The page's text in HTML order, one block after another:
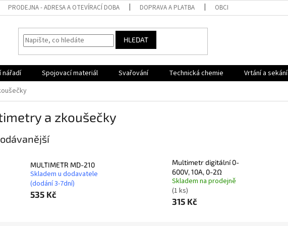
PRODEJNA - ADRESA A OTEVÍRACÍ DOBA DOPRAVA A PLATBA OBCHODNÍ PODMÍNKY
HLEDAT
nářadí Spojovací materiál Svařování Technická chemie Vrtání a sekání
a zkoušečky
MULTIMETR MD-210
Skladem u dodavatele
(dodání 3-7dní)
535 Kč
Multimetr digitální 0-
600V, 10A, 0-2Ω
Skladem na prodejně
(1 ks)
315 Kč